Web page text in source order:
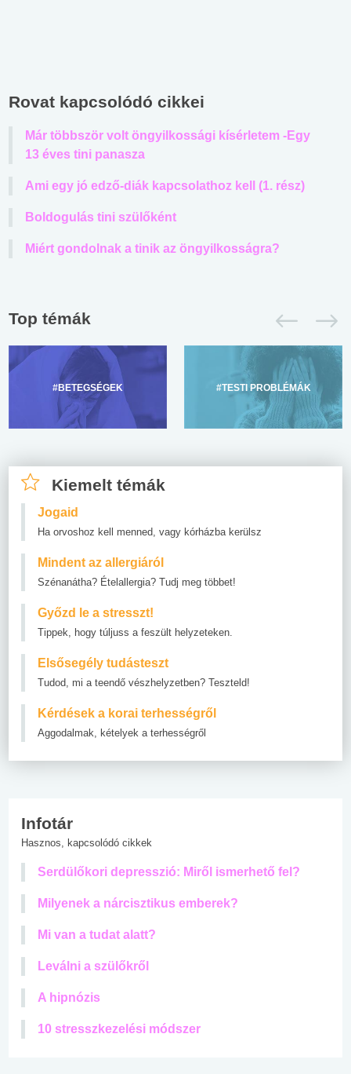
Rovat kapcsolódó cikkei
Már többször volt öngyilkossági kísérletem -Egy
13 éves tini panasza
Ami egy jó edző-diák kapcsolathoz kell (1. rész)
Boldogulás tini szülőként
Miért gondolnak a tinik az öngyilkosságra?
Top témák
#BETEGSÉGEK #TESTI PROBLÉMÁK
Kiemelt témák
Jogaid
Ha orvoshoz kell menned, vagy kórházba kerülsz
Mindent az allergiáról
Szénanátha? Ételallergia? Tudj meg többet!
Győzd le a stresszt!
Tippek, hogy túljuss a feszült helyzeteken.
Elsősegély tudásteszt
Tudod, mi a teendő vészhelyzetben? Teszteld!
Kérdések a korai terhességről
Aggodalmak, kételyek a terhességről
Infotár
Hasznos, kapcsolódó cikkek
Serdülőkori depresszió: Miről ismerhető fel?
Milyenek a nárcisztikus emberek?
Mi van a tudat alatt?
Leválni a szülőkről
A hipnózis
10 stresszkezelési módszer